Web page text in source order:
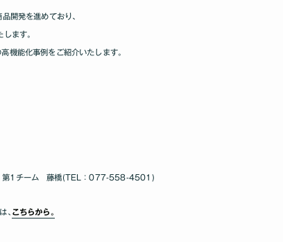
開発を進めており､
します｡
高機能化事例をご紹介いたします｡
第1チーム 藤橋(TEL：077-558-4501)
､ こちらから｡